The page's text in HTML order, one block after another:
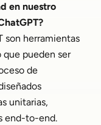
en nuestro
son herramientas
pueden ser
de
unitarias,
end-to-end.